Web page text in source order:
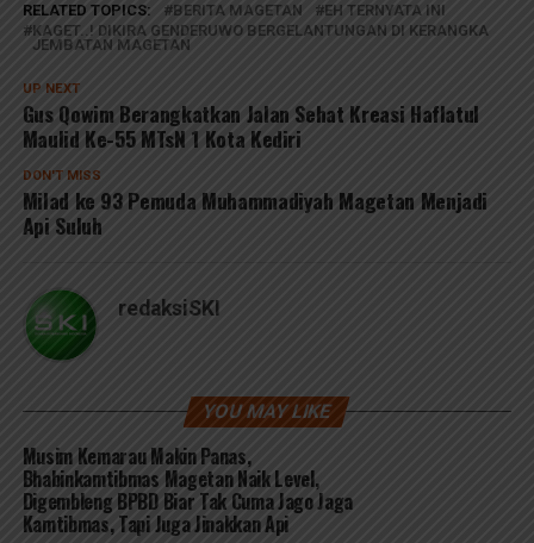
RELATED TOPICS: BERITA MAGETAN
EH TERNYATA INI
KAGET..! DIKIRA GENDERUWO BERGELANTUNGAN DI KERANGKA
JEMBATAN MAGETAN
UP NEXT
Gus Qowim Berangkatkan Jalan Sehat Kreasi Haflatul
Maulid Ke-55 MTsN 1 Kota Kediri
DON'T MISS
Milad ke 93 Pemuda Muhammadiyah Magetan Menjadi
Api Suluh
redaksiSKI
YOU MAY LIKE
Musim Kemarau Makin Panas,
Bhabinkamtibmas Magetan Naik Level,
Digembleng BPBD Biar Tak Cuma Jago Jaga
Kamtibmas, Tapi Juga Jinakkan Api